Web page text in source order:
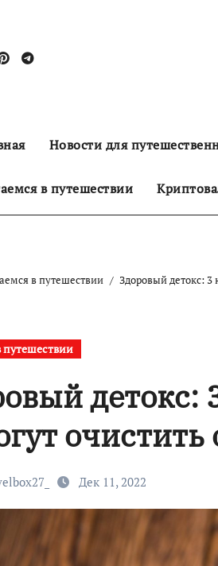
Новости для
в путешествии
в путешествии Здоровый детокс: 3
путешествии
детокс:
Дек 11, 2022